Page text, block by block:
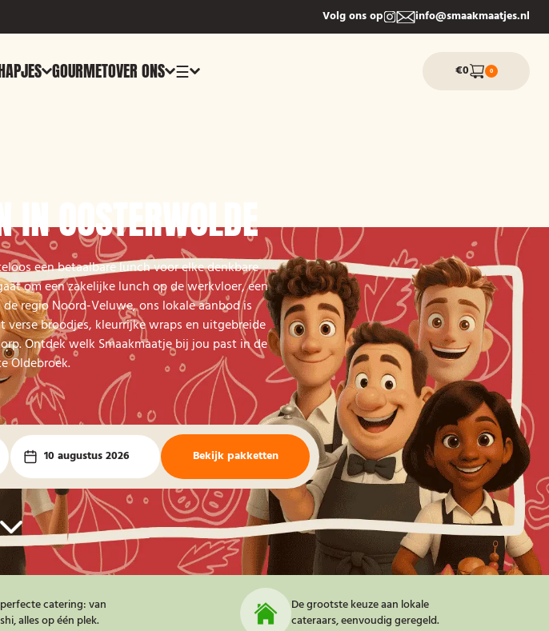
Volg ons op info@smaakmaatjes.nl
GOURMETOVER ONS ☰ €0 0
IN OOSTERWOLDE
een betaalbare lunch voor elke denkbare
om een zakelijke lunch op de werkvloer, een
regio Noord-Veluwe, ons lokale aanbod is
verse broodjes, kleurrijke wraps en uitgebreide
Ontdek welk Smaakmaatje bij jou past in de
Oldebroek.
10 augustus 2026 Bekijk pakketten
catering: van
alles op één plek.
De grootste keuze aan lokale
cateraars, eenvoudig geregeld.